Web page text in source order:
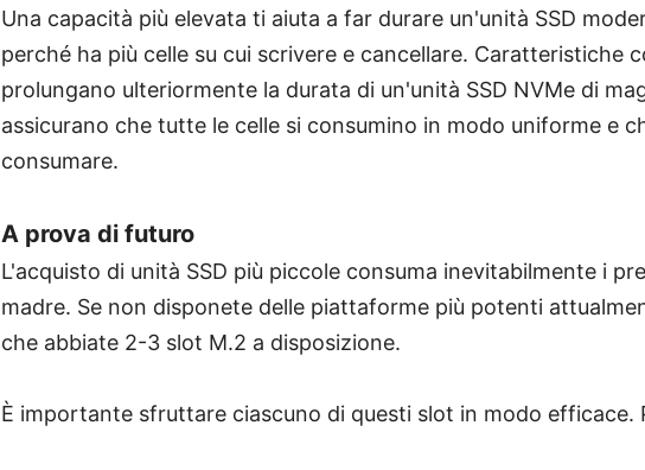
Una capacità più elevata ti aiuta a far durare un'unità SSD
perché ha più celle su cui scrivere e cancellare. Caratteristiche
prolungano ulteriormente la durata di un'unità SSD NVMe di
assicurano che tutte le celle si consumino in modo uniforme e
consumare.
A prova di futuro
L'acquisto di unità SSD più piccole consuma inevitabilmente i
madre. Se non disponete delle piattaforme più potenti
che abbiate 2-3 slot M.2 a disposizione.
È importante sfruttare ciascuno di questi slot in modo efficace.